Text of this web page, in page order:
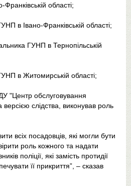
області;
в Івано-Франківській області;
ГУНП в Тернопільській
в Житомирській області;
"Центр обслуговування
версією слідства, виконував роль
всіх посадовців, які могли бути
роль кожного та надати
поліції, які замість протидії
її прикриття”, – сказав